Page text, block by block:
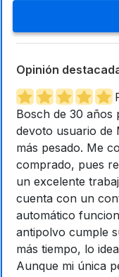
Opinión
Bosch de 30
devoto usuario de
más pesado. Me
comprado, pues
un excelente
cuenta con un
automático
antipolvo cumple
más tiempo, lo
Aunque mi única